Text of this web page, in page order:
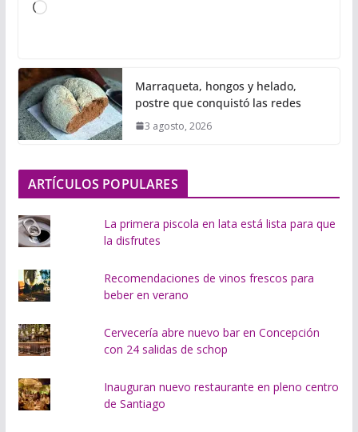
C
g
a
n
d
.
.
Marraqueta, hongos y helado,
postre que conquistó las redes
3 agosto, 2026
ARTÍCULOS POPULARES
La primera piscola en lata está lista para que
la disfrutes
Recomendaciones de vinos frescos para
beber en verano
Cervecería abre nuevo bar en Concepción
con 24 salidas de schop
Inauguran nuevo restaurante en pleno centro
de Santiago